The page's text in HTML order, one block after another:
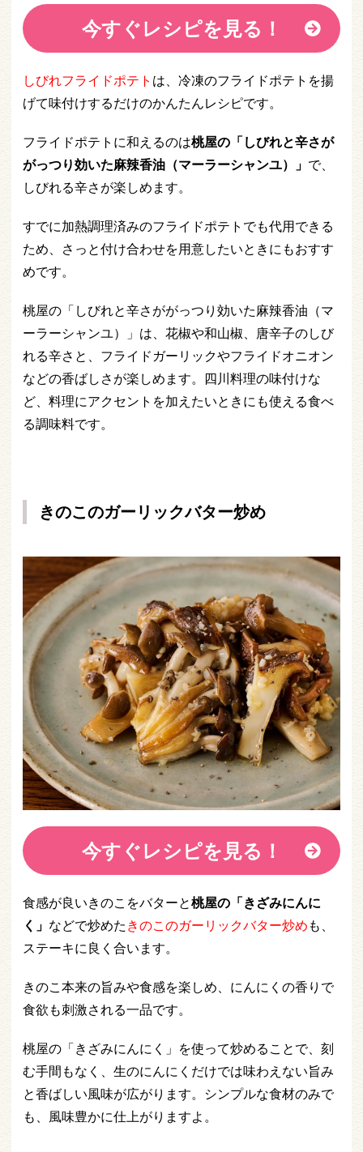
今すぐレシピを見る！
しびれフライドポテト は、冷凍のフライドポテトを揚
げて味付けするだけのかんたんレシピです。
フライドポテトに和えるのは桃屋の「しびれと辛さが
がっつり効いた麻辣香油（マーラーシャンユ）」 で、
しびれる辛さが楽しめます。
すでに加熱調理済みのフライドポテトでも代用できる
ため、さっと付け合わせを用意したいときにもおすす
めです。
桃屋の「しびれと辛さががっつり効いた麻辣香油（マ
ーラーシャンユ）」は、花椒や和山椒、唐辛子のしび
れる辛さと、フライドガーリックやフライドオニオン
などの香ばしさが楽しめます。四川料理の味付けな
ど、料理にアクセントを加えたいときにも使える食べ
る調味料です。
きのこのガーリックバター炒め
今すぐレシピを見る！
食感が良いきのこをバターと桃屋の「きざみにんに
く」 などで炒めたきのこのガーリックバター炒めも、
ステーキに良く合います。
きのこ本来の旨みや食感を楽しめ、にんにくの香りで
食欲も刺激される一品です。
桃屋の「きざみにんにく」を使って炒めることで、刻
む手間もなく、生のにんにくだけでは味わえない旨み
と香ばしい風味が広がります。シンプルな食材のみで
も、風味豊かに仕上がりますよ。